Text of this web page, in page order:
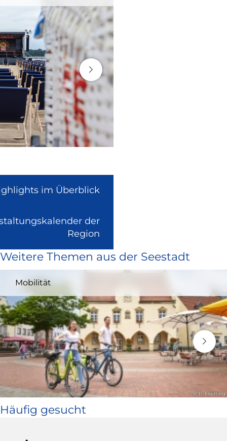
im Überblick
der
Region
extern
und
in
neuem
Fenster)
Weitere Themen aus der Seestadt
Mobilität
© P. Foelting
Häufig gesucht